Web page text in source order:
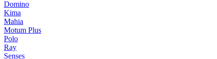
Domino
Kima
Mahia
Motum Plus
Polo
Ray
Senses